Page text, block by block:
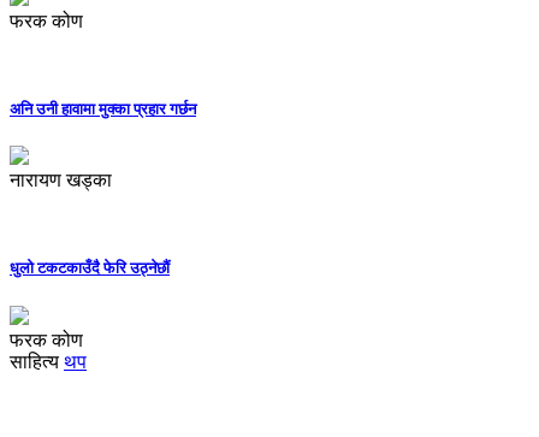
फरक कोण
अनि उनी हावामा मुक्का प्रहार गर्छन
नारायण खड्का
धुलो टकटकाउँदै फेरि उठ्नेछौं
फरक कोण
साहित्य थप